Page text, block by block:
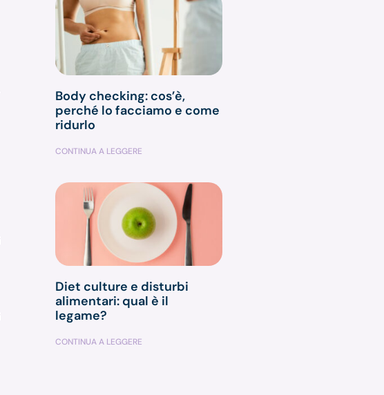
Body checking: cos’è,
perché lo facciamo e come
ridurlo
CONTINUA A LEGGERE
Diet culture e disturbi
alimentari: qual è il
legame?
CONTINUA A LEGGERE